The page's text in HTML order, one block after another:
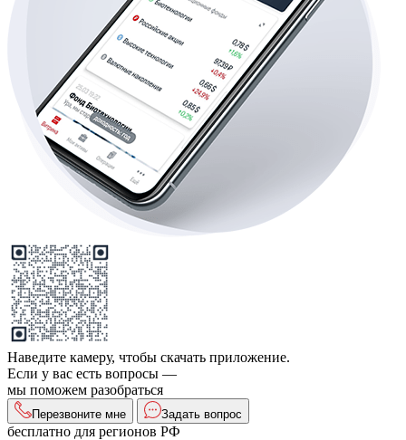
Наведите камеру, чтобы скачать приложение.
Если у вас есть вопросы —
мы поможем разобраться
Перезвоните мне Задать вопрос
бесплатно для регионов РФ